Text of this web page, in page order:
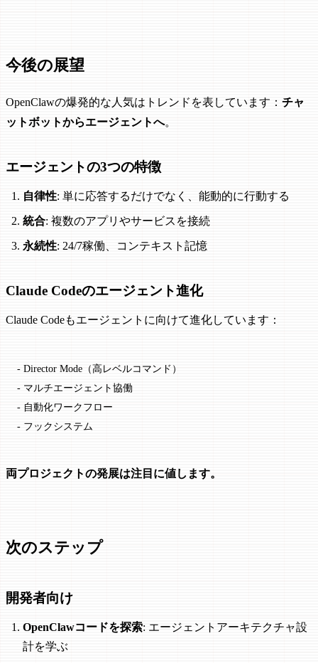
今後の展望
OpenClawの爆発的な人気はトレンドを表しています： チャ
ットボットからエージェントへ。
エージェントの3つの特徴
自律性: 単に応答するだけでなく、能動的に行動する
統合: 複数のアプリやサービスを接続
永続性: 24/7稼働、コンテキスト記憶
Claude Codeのエージェント進化
Claude Codeもエージェントに向けて進化しています：
- Director Mode（高レベルコマンド）
- マルチエージェント協働
- 自動化ワークフロー
- フックシステム
両プロジェクトの発展は注目に値します。
次のステップ
開発者向け
OpenClawコードを探索: エージェントアーキテクチャ設
計を学ぶ